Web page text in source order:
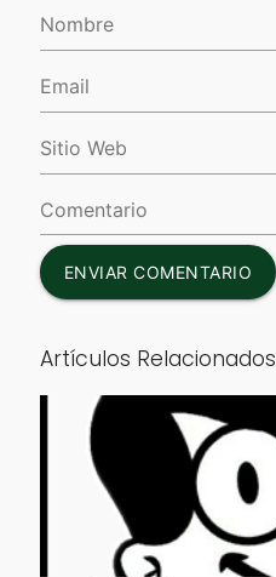
ENVIAR COMENTARIO
Artículos Relacionados